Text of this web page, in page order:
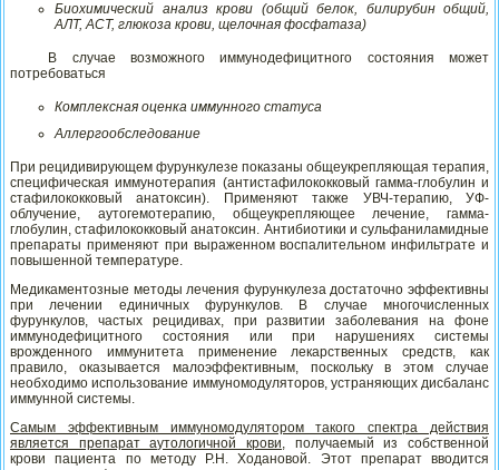
Биохимический анализ крови (общий белок, билирубин общий,
АЛТ, ACT, глюкоза крови, щелочная фосфатаза)
В случае возможного иммунодефицитного состояния может
потребоваться
Комплексная оценка иммунного статуса
Аллергообследование
При рецидивирующем фурункулезе показаны общеукрепляющая терапия,
специфическая иммунотерапия (антистафилококковый гамма-глобулин и
стафилококковый анатоксин). Применяют также УВЧ-терапию, УФ-
облучение, аутогемотерапию, общеукрепляющее лечение, гамма-
глобулин, стафилококковый анатоксин. Антибиотики и сульфаниламидные
препараты применяют при выраженном воспалительном инфильтрате и
повышенной температуре.
Медикаментозные методы лечения фурункулеза достаточно эффективны
при лечении единичных фурункулов. В случае многочисленных
фурункулов, частых рецидивах, при развитии заболевания на фоне
иммунодефицитного состояния или при нарушениях системы
врожденного иммунитета применение лекарственных средств, как
правило, оказывается малоэффективным, поскольку в этом случае
необходимо использование иммуномодуляторов, устраняющих дисбаланс
иммунной системы.
Самым эффективным иммуномодулятором такого спектра действия
является препарат аутологичной крови, получаемый из собственной
крови пациента по методу Р.Н. Ходановой. Этот препарат вводится